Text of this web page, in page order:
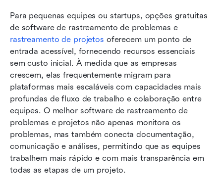
Para pequenas equipes ou startups, opções gratuitas
de software de rastreamento de problemas e
rastreamento de projetos oferecem um ponto de
entrada acessível, fornecendo recursos essenciais
sem custo inicial. À medida que as empresas
crescem, elas frequentemente migram para
plataformas mais escaláveis com capacidades mais
profundas de fluxo de trabalho e colaboração entre
equipes. O melhor software de rastreamento de
problemas e projetos não apenas monitora os
problemas, mas também conecta documentação,
comunicação e análises, permitindo que as equipes
trabalhem mais rápido e com mais transparência em
todas as etapas de um projeto.